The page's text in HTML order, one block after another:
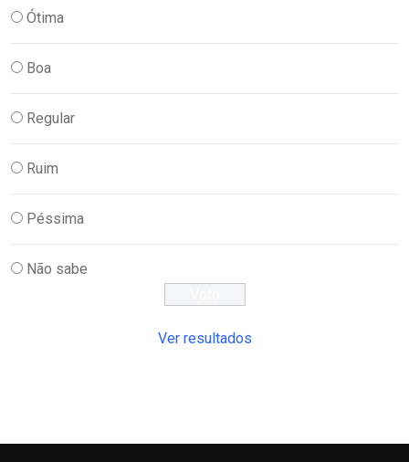
Ótima
Boa
Regular
Ruim
Péssima
Não sabe
Ver resultados